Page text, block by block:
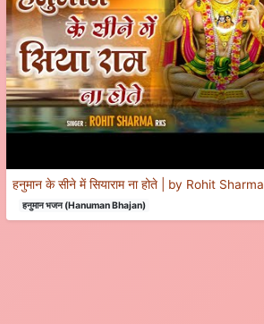
हनुमान के सीने में सियाराम ना होते | by Rohit Sharma
हनुमान भजन (Hanuman Bhajan)